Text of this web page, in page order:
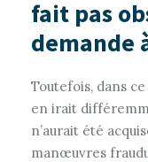
fait pas
demande
Toutefois, dans
en irait
n’aurait été
manœuvres